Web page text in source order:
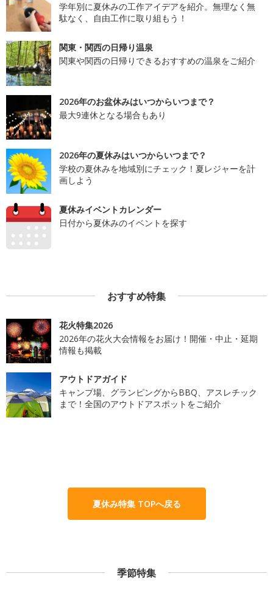
学年別に夏休みの工作アイデアを紹介。無理なく無
駄なく、自由工作に取り組もう！
関東・関西の日帰り温泉
関東や関西の日帰りできるおすすめの温泉をご紹介
2026年のお盆休みはいつからいつまで？
最大9連休となる場合もあり
2026年の夏休みはいつからいつまで？
学校の夏休みを地域別にチェック！夏レジャーを計
画しよう
夏休みイベントカレンダー
日付から夏休みのイベントを探す
おすすめ特集
花火特集2026
2026年の花火大会情報をお届け！開催・中止・延期
情報も掲載
アウトドアガイド
キャンプ場、グランピングからBBQ、アスレチック
まで！全国のアウトドアスポットをご紹介
夏休み特集 TOPへ戻る
季節特集